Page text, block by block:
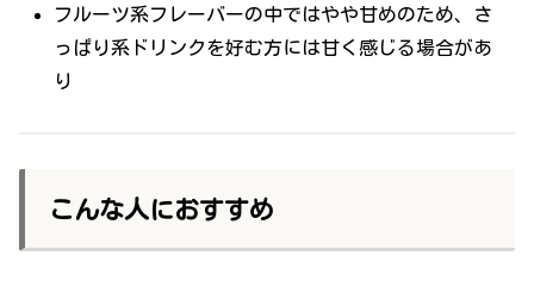
フルーツ系フレーバーの中ではやや甘めのため、さ
っぱり系ドリンクを好む方には甘く感じる場合があ
り
こんな人におすすめ